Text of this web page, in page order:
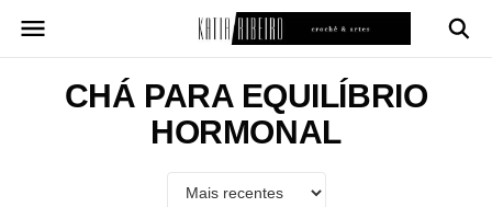
para
conteúdoCHÁ PARA EQUILÍBRIO
HORMONAL